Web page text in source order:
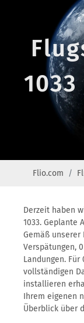
Flio.com
Derzeit haben
1033. Geplante
Gemäß unserer
Verspätungen,
Landungen.
vollständigen
installieren
Ihrem eigenen
Überblick über